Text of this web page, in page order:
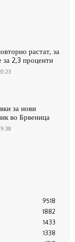
растат, за
за 2,3 проценти
за нови
во Брвеница
9518
1882
1433
1338